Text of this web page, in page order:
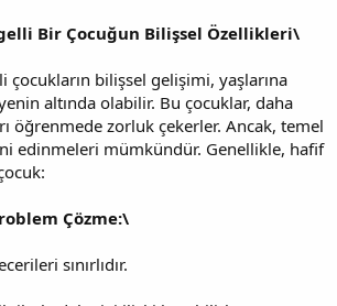
Bir Çocuğun Bilişsel Özellikleri\
çocukların bilişsel gelişimi, yaşlarına
altında olabilir. Bu çocuklar, daha
öğrenmede zorluk çekerler. Ancak, temel
edinmeleri mümkündür. Genellikle, hafif
Çözme:\
sınırlıdır.